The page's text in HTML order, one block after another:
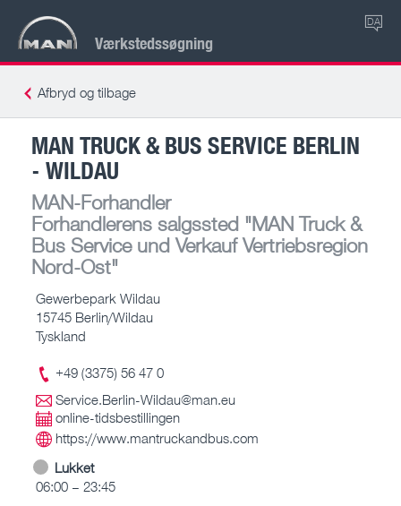
Værkstedssøgning
DA
Afbryd og tilbage
MAN TRUCK & BUS SERVICE BERLIN
- WILDAU
MAN-Forhandler
Forhandlerens salgssted "MAN Truck &
Bus Service und Verkauf Vertriebsregion
Nord-Ost"
Gewerbepark Wildau
15745 Berlin/Wildau
Tyskland
+49 (3375) 56 47 0
Service.Berlin-Wildau@man.eu
online-tidsbestillingen
https://www.mantruckandbus.com
Lukket
06:00 – 23:45